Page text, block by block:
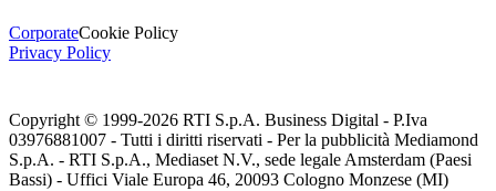
CorporateCookie Policy
Privacy Policy
Copyright © 1999-2026 RTI S.p.A. Business Digital - P.Iva
03976881007 - Tutti i diritti riservati - Per la pubblicità Mediamond
S.p.A. - RTI S.p.A., Mediaset N.V., sede legale Amsterdam (Paesi
Bassi) - Uffici Viale Europa 46, 20093 Cologno Monzese (MI)